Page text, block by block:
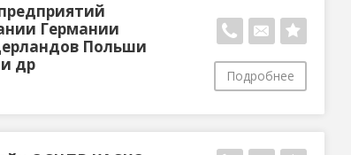
Германии
Польши
др
Подробнее